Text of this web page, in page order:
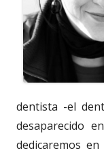
dentista -el
desaparecido
dedicaremos